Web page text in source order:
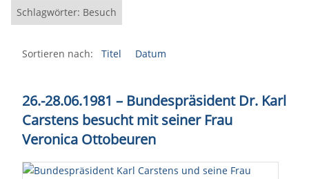
Schlagwörter: Besuch
Sortieren nach: Titel Datum
26.-28.06.1981 – Bundespräsident Dr. Karl
Carstens besucht mit seiner Frau
Veronica Ottobeuren